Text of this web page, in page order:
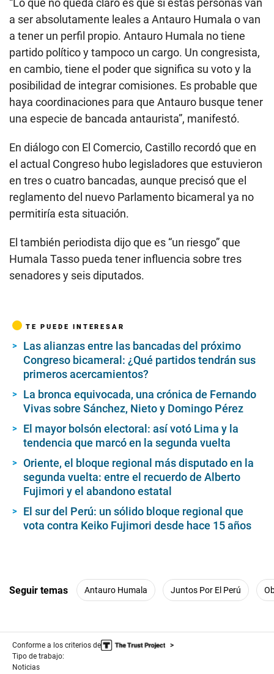
“Lo que no queda claro es que si estas personas van
a ser absolutamente leales a Antauro Humala o van
a tener un perfil propio. Antauro Humala no tiene
partido político y tampoco un cargo. Un congresista,
en cambio, tiene el poder que significa su voto y la
posibilidad de integrar comisiones. Es probable que
haya coordinaciones para que Antauro busque tener
una especie de bancada antaurista”, manifestó.
En diálogo con El Comercio, Castillo recordó que en
el actual Congreso hubo legisladores que estuvieron
en tres o cuatro bancadas, aunque precisó que el
reglamento del nuevo Parlamento bicameral ya no
permitiría esta situación.
El también periodista dijo que es “un riesgo” que
Humala Tasso pueda tener influencia sobre tres
senadores y seis diputados.
TE PUEDE INTERESAR
Las alianzas entre las bancadas del próximo
Congreso bicameral: ¿Qué partidos tendrán sus
primeros acercamientos?
La bronca equivocada, una crónica de Fernando
Vivas sobre Sánchez, Nieto y Domingo Pérez
El mayor bolsón electoral: así votó Lima y la
tendencia que marcó en la segunda vuelta
Oriente, el bloque regional más disputado en la
segunda vuelta: entre el recuerdo de Alberto
Fujimori y el abandono estatal
El sur del Perú: un sólido bloque regional que
vota contra Keiko Fujimori desde hace 15 años
Seguir temas Antauro Humala Juntos Por El Perú
Conforme a los criterios de
Tipo de trabajo:
Noticias